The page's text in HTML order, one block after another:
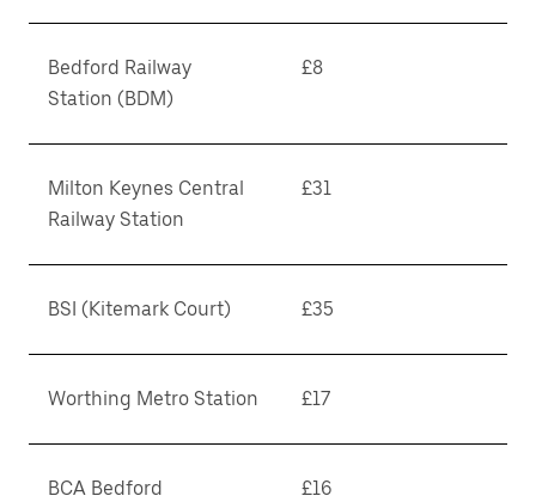
Bedford Railway
Station (BDM)
£8
Milton Keynes Central
Railway Station
£31
BSI (Kitemark Court) £35
Worthing Metro Station £17
BCA Bedford £16